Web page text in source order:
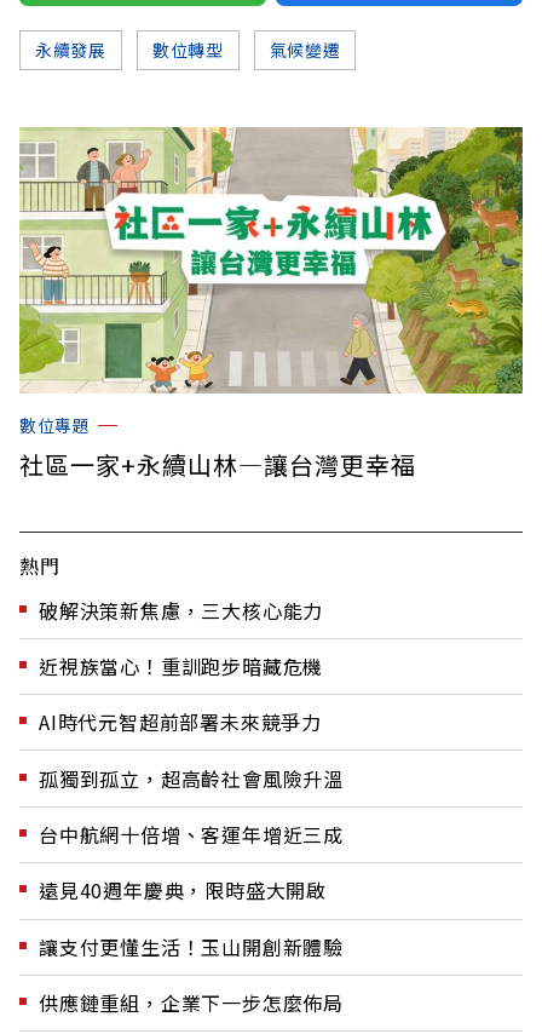
永續發展 數位轉型 氣候變遷
數位專題
社區一家+永續山林—讓台灣更幸福
熱門
破解決策新焦慮，三大核心能力
近視族當心！重訓跑步暗藏危機
AI時代元智超前部署未來競爭力
孤獨到孤立，超高齡社會風險升溫
台中航網十倍增、客運年增近三成
遠見40週年慶典，限時盛大開啟
讓支付更懂生活！玉山開創新體驗
供應鏈重組，企業下一步怎麼佈局